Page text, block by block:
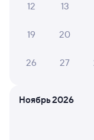
Даже если сейчас
Искать билеты
Отели в
12 13
19 20
26 27
Ноябрь 2026